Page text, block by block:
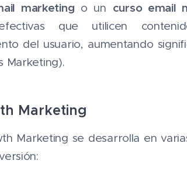
marketing o un curso email
que utilicen
del usuario, aumentando
Marketing).
Marketing
Marketing se desarrolla en